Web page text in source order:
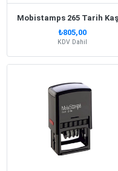
₺805,00
KDV Dahil